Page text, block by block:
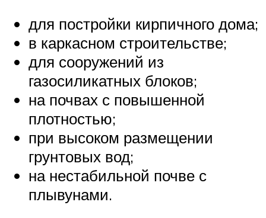
для постройки кирпичного дома;
в каркасном строительстве;
для сооружений из
газосиликатных блоков;
на почвах с повышенной
плотностью;
при высоком размещении
грунтовых вод;
на нестабильной почве с
плывунами.